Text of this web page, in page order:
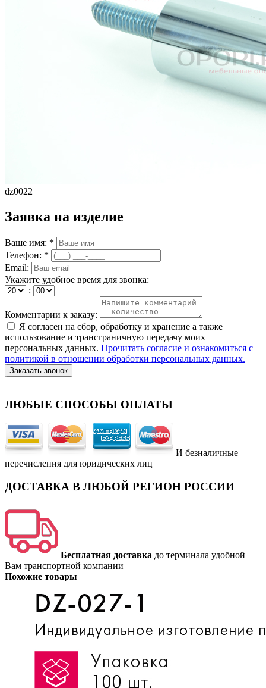
dz0022
Заявка на изделие
Ваше имя: *
Телефон: *
Email:
Укажите удобное время для звонка:
:
Комментарии к заказу:
Я согласен на сбор, обработку и хранение а также
использование и трансграничную передачу моих
персональных данных. Прочитать согласие и ознакомиться с
политикой в отношении обработки персональных данных.
Заказать звонок
ЛЮБЫЕ СПОСОБЫ ОПЛАТЫ
И безналичные
перечисления для юридических лиц
ДОСТАВКА В ЛЮБОЙ РЕГИОН РОССИИ
Бесплатная доставка до терминала удобной
Вам транспортной компании
Похожие товары